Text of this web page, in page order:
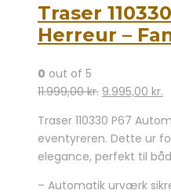
Traser
Herreur –
0 out of 5
11.999,00kr. Den
pris
var:
11.999,00 kr..
9.995,00 kr.
Traser 110330 P67
eventyreren. Dette ur
elegance, perfekt til
– Automatik urværk